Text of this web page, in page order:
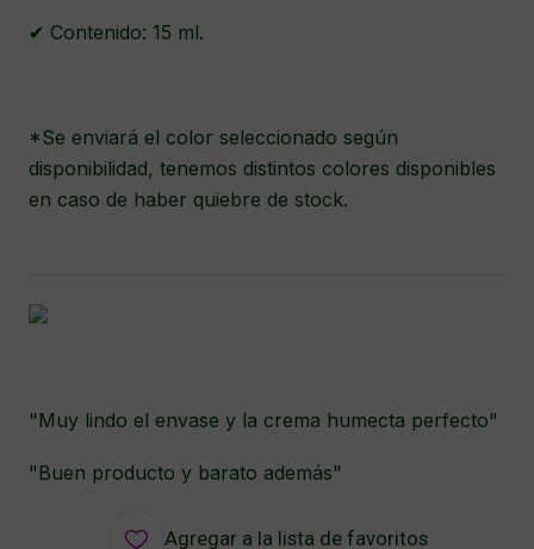
✔ Contenido: 15 ml.
*Se enviará el color seleccionado según
disponibilidad, tenemos distintos colores disponibles
en caso de haber quiebre de stock.
"Muy lindo el envase y la crema humecta perfecto"
"Buen producto y barato además"
Agregar a la lista de favoritos